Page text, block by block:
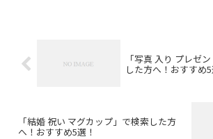
「写真 入り プレゼ
した方へ！おすすめ5
「結婚 祝い マグカップ」で検索した方
へ！おすすめ5選！